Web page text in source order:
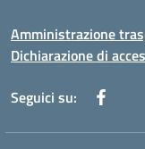
Amministrazione
Dichiarazione di
Seguici su: